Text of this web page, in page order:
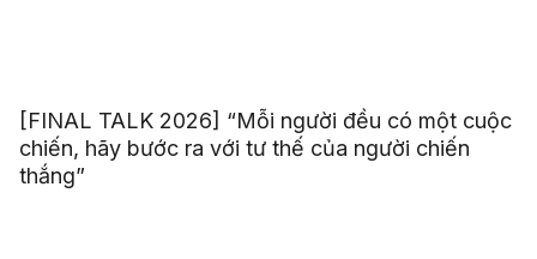
[FINAL TALK 2026] “Mỗi người đều có một cuộc
chiến, hãy bước ra với tư thế của người chiến
thắng”